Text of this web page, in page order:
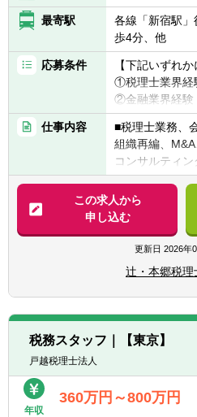
最寄駅
各線「新宿駅
歩4分、他
応募条件
【下記いずれ
①税理士業界経
②金融業界経験
③社会人経験
つ 税理士科目
④税理士
⑤公認会計士
※税務業務未経
す！！
【求める人物像
■税務・会計に
ら経営コンサ
仕事内容
■税理士業務、
組織再編、
コンサルティン
【法人全体の特
■業界トップレ
サービス提供し
■チーム連携：
業診断士など
野のエキスパ
は、互いにチ
があります。
■広範囲な取扱
一般企業をはじ
スを提供してい
この求人から
申し込む
更新日 2026年
辻・本郷税理
税務スタッフ｜【東京】
戸越税理士法人
年収
360万円～800万円